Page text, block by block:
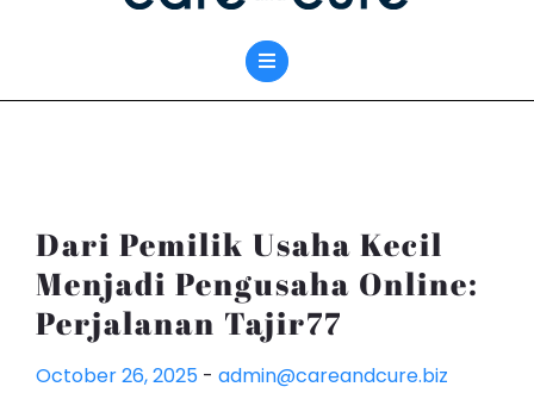
Dari Pemilik Usaha Kecil
Menjadi Pengusaha Online:
Perjalanan Tajir77
October 26, 2025 - admin@careandcure.biz